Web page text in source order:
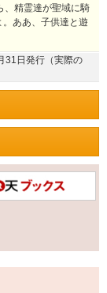
精霊達が聖域に騎
ああ、子供達と遊
31日発行（実際の